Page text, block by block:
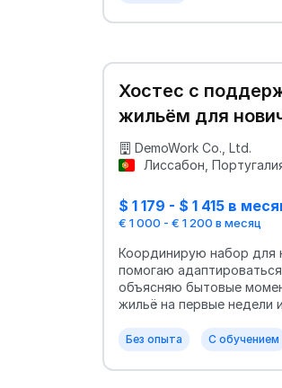
Хостес с
жильём для
DemoWork Co., Ltd.
Лиссабон,
$ 1 179 - $ 1 415 в
€ 1 000 - € 1 200 в месяц
Координирую набор для
помогаю
объясняю бытовые
жильё на первые недели
Без опыта С обучением